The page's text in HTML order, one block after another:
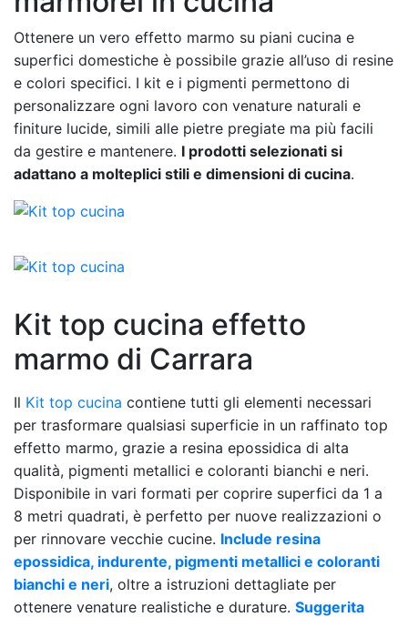
Ottenere un vero effetto marmo su piani cucina e
superfici domestiche è possibile grazie all’uso di resine
e colori specifici. I kit e i pigmenti permettono di
personalizzare ogni lavoro con venature naturali e
finiture lucide, simili alle pietre pregiate ma più facili
da gestire e mantenere. I prodotti selezionati si
adattano a molteplici stili e dimensioni di cucina.
Kit top cucina effetto
marmo di Carrara
Il Kit top cucina contiene tutti gli elementi necessari
per trasformare qualsiasi superficie in un raffinato top
effetto marmo, grazie a resina epossidica di alta
qualità, pigmenti metallici e coloranti bianchi e neri.
Disponibile in vari formati per coprire superfici da 1 a
8 metri quadrati, è perfetto per nuove realizzazioni o
per rinnovare vecchie cucine. Include resina
epossidica, indurente, pigmenti metallici e coloranti
bianchi e neri, oltre a istruzioni dettagliate per
ottenere venature realistiche e durature. Suggerita